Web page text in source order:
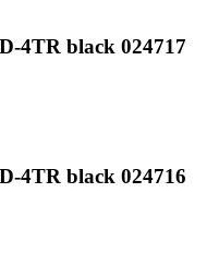
4TR black 024717
4TR black 024716